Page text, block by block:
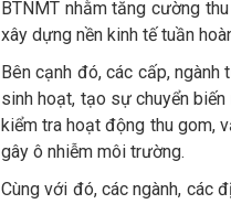
BTNMT nhằm tăng cường
xây dựng nền kinh tế tuần
Bên cạnh đó, các cấp,
sinh hoạt, tạo sự chuyển
kiểm tra hoạt động thu gom,
gây ô nhiễm môi trường.
Cùng với đó, các ngành, các